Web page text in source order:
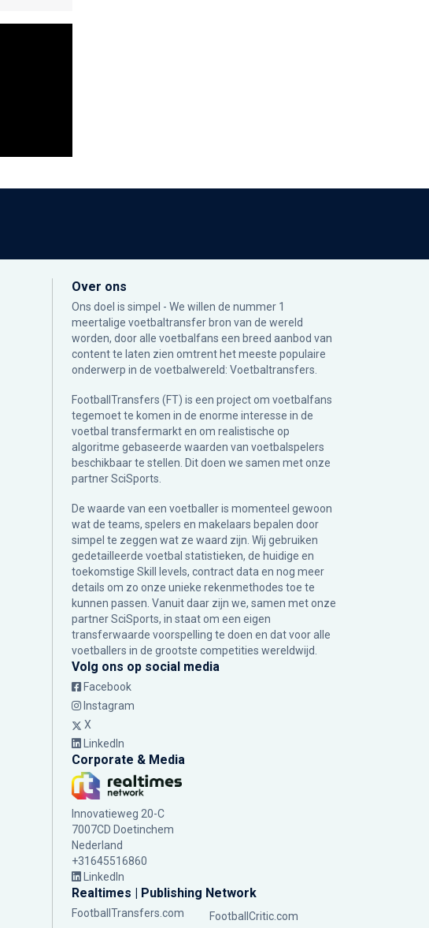
Over ons
Ons doel is simpel - We willen de nummer 1
meertalige voetbaltransfer bron van de wereld
worden, door alle voetbalfans een breed aanbod van
content te laten zien omtrent het meeste populaire
onderwerp in de voetbalwereld: Voetbaltransfers.
FootballTransfers (FT) is een project om voetbalfans
tegemoet te komen in de enorme interesse in de
voetbal transfermarkt en om realistische op
algoritme gebaseerde waarden van voetbalspelers
beschikbaar te stellen. Dit doen we samen met onze
partnerSciSports
De waarde van een voetballer is momenteel gewoon
wat de teams, spelers en makelaars bepalen door
simpel te zeggen wat ze waard zijn. Wij gebruiken
gedetailleerde voetbal statistieken, de huidige en
toekomstige Skill levels, contract data en nog meer
details om zo onze unieke rekenmethodes toe te
kunnen passen. Vanuit daar zijn we, samen met onze
partner SciSports, in staat om een eigen
transferwaarde voorspelling te doen en dat voor alle
voetballers in de grootste competities wereldwijd.
Volg ons op social media
Facebook
Instagram
X
LinkedIn
Corporate & Media
Innovatieweg 20-C
7007CD Doetinchem
Nederland
+31645516860
LinkedIn
Realtimes | Publishing Network
FootballTransfers.com FootballCritic.com